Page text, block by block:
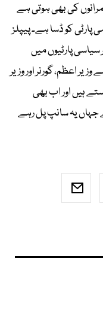
کی بھی ہوتی ہے
کو ڈسا ہے۔ پیپلز
پارٹیوں میں
اعظم، گورنر اور وزیر
ہیں اور اب بھی
یہ سانپ پل رہے